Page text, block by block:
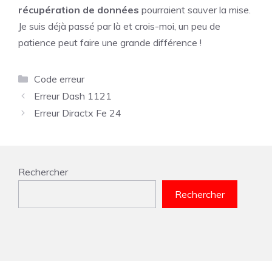
récupération de données pourraient sauver la mise.
Je suis déjà passé par là et crois-moi, un peu de
patience peut faire une grande différence !
Catégories
Code erreur
Erreur Dash 1121
Erreur Diractx Fe 24
Rechercher
Rechercher